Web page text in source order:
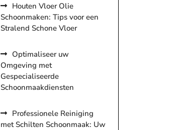
Houten Vloer Olie
Schoonmaken: Tips voor een
Stralend Schone Vloer
Optimaliseer uw
Omgeving met
Gespecialiseerde
Schoonmaakdiensten
Professionele Reiniging
met Schilten Schoonmaak: Uw